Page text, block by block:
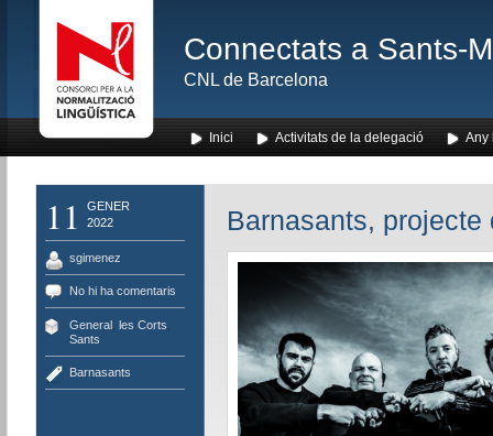
Connectats a Sants-
CNL de Barcelona
Inici Activitats de la delegació Any
11
GENER
2022
sgimenez
No hi ha comentaris
General, les Corts
Sants
Barnasants
Barnasants, projecte